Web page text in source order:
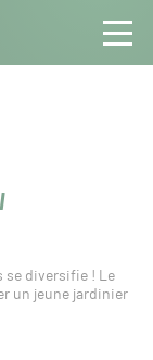
se diversifie ! Le
un jeune jardinier